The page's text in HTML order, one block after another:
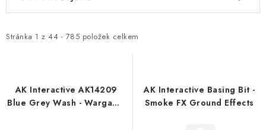
PUBLIKACE
DÁRKOVÉ POUKAZY
i
o
Stránka 1 z 44 - 785 položek celkem
e
r
AK Interactive AK14209
Blue Grey Wash - Wargame
AK Interactive Basing Bit -
Smoke FX Ground Effects